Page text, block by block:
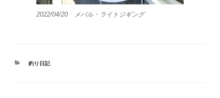
2022/04/20 メバル・ライトジギング
カ
釣り日記